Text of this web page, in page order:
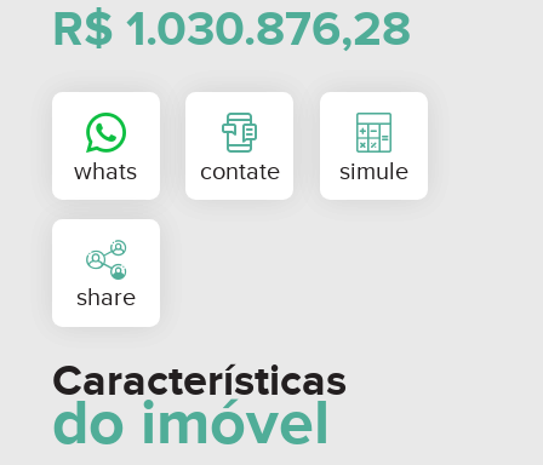
R$ 1.030.876,28
Características
do imóvel